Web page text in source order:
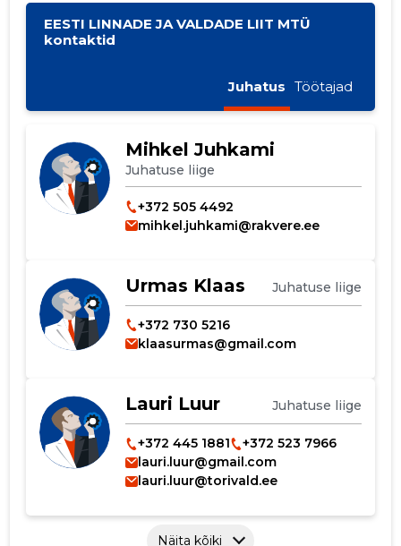
EESTI LINNADE JA VALDADE LIIT MTÜ
kontaktid
Juhatus Töötajad
Mihkel Juhkami
Juhatuse liige
+372 505 4492
mihkel.juhkami@rakvere.ee
Urmas Klaas Juhatuse liige
+372 730 5216
klaasurmas@gmail.com
Lauri Luur Juhatuse liige
+372 445 1881
+372 523 7966
lauri.luur@gmail.com
lauri.luur@torivald.ee
Näita kõiki